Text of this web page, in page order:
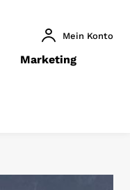
Mein Konto
Marketing